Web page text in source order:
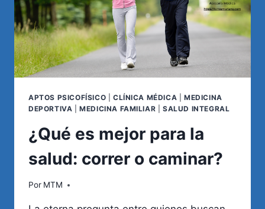
APTOS PSICOFÍSICO CLÍNICA MÉDICA |MEDICINA
DEPORTIVA |MEDICINA FAMILIAR |SALUD INTEGRAL
¿Qué es mejor para la
salud: correr o caminar?
Por MTM